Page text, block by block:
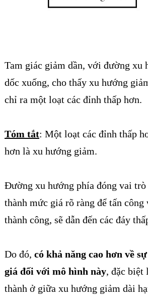
Tam giác giảm dần, với đường xu
dốc xuống, cho thấy xu hướng
chỉ ra một loạt các đỉnh thấp hơn.
Tóm tắt: Một loạt các đỉnh thấp
hơn là xu hướng giảm.
Đường xu hướng phía đóng vai
thành mức giá rõ ràng để tấn công
thành công, sẽ dẫn đến các đáy
Do đó, có khả năng cao hơn về
giá đối với mô hình này, đặc biệt
thành ở giữa xu hướng giảm dài